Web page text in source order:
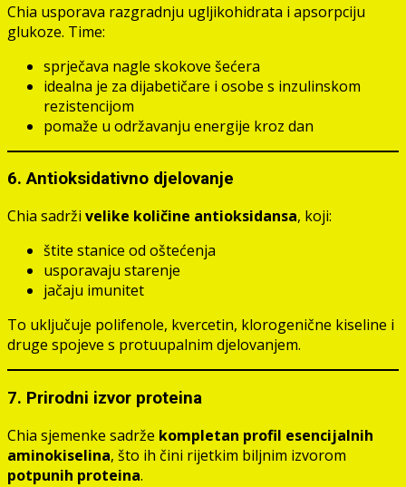
Chia usporava razgradnju ugljikohidrata i apsorpciju
glukoze. Time:
sprječava nagle skokove šećera
idealna je za dijabetičare i osobe s inzulinskom
rezistencijom
pomaže u održavanju energije kroz dan
6.Antioksidativno djelovanje
Chia sadrži velike količine antioksidansa, koji:
štite stanice od oštećenja
usporavaju starenje
jačaju imunitet
To uključuje polifenole, kvercetin, klorogenične kiseline i
druge spojeve s protuupalnim djelovanjem.
7. Prirodni izvor proteina
Chia sjemenke sadrže kompletan profil esencijalnih
aminokiselina, što ih čini rijetkim biljnim izvorom
potpunih proteina.